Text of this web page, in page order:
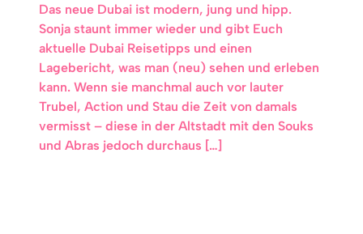
Das neue Dubai ist modern, jung und hipp.
Sonja staunt immer wieder und gibt Euch
aktuelle Dubai Reisetipps und einen
Lagebericht, was man (neu) sehen und erleben
kann. Wenn sie manchmal auch vor lauter
Trubel, Action und Stau die Zeit von damals
vermisst – diese in der Altstadt mit den Souks
und Abras jedoch durchaus […]